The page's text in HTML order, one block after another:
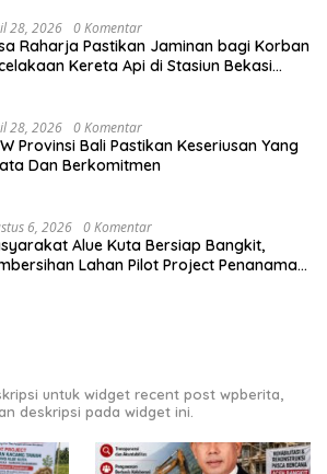
28, 2026 0 Komentar
Raharja Pastikan Jaminan bagi Korban
Kereta Api di Stasiun Bekasi
28, 2026 0 Komentar
Provinsi Bali Pastikan Keseriusan Yang
Dan Berkomitmen
6, 2026 0 Komentar
Alue Kuta Bersiap Bangkit,
Lahan Pilot Project Penanaman
untuk widget recent post wpberita,
deskripsi pada widget ini.